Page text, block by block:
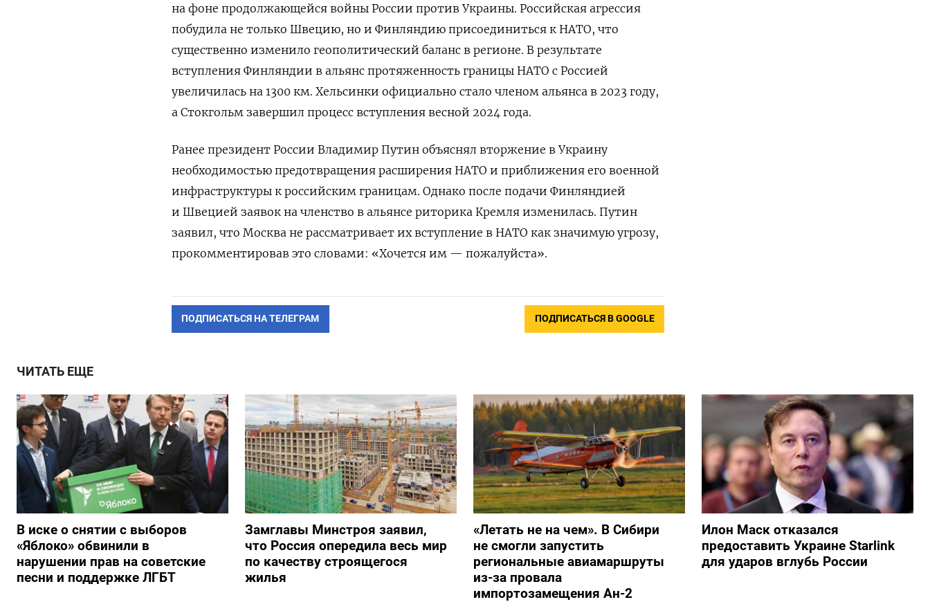
на фоне продолжающейся войны России против Украины. Российская агрессия
побудила не только Швецию, но и Финляндию присоединиться к НАТО, что
существенно изменило геополитический баланс в регионе. В результате
вступления Финляндии в альянс протяженность границы НАТО с Россией
увеличилась на 1300 км. Хельсинки официально стало членом альянса в 2023 году,
а Стокгольм завершил процесс вступления весной 2024 года.
Ранее президент России Владимир Путин объяснял вторжение в Украину
необходимостью предотвращения расширения НАТО и приближения его военной
инфраструктуры к российским границам. Однако после подачи Финляндией
и Швецией заявок на членство в альянсе риторика Кремля изменилась. Путин
заявил, что Москва не рассматривает их вступление в НАТО как значимую угрозу,
прокомментировав это словами: «Хочется им — пожалуйста».
ПОДПИСАТЬСЯ НА ТЕЛЕГРАМ ПОДПИСАТЬСЯ В GOOGLE
ЧИТАТЬ ЕЩЕ
В иске о снятии с выборов
«Яблоко» обвинили в
нарушении прав на советские
песни и поддержке ЛГБТ
Замглавы Минстроя заявил,
что Россия опередила весь мир
по качеству строящегося
жилья
«Летать не на чем». В Сибири
не смогли запустить
региональные авиамаршруты
из-за провала
импортозамещения Ан-2
Илон Маск отказался
предоставить Украине Starlink
для ударов вглубь России